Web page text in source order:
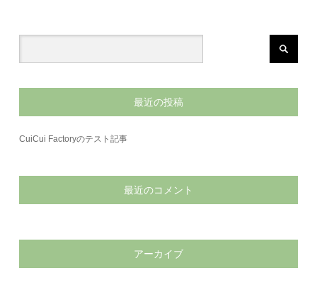
最近の投稿
CuiCui Factoryのテスト記事
最近のコメント
アーカイブ